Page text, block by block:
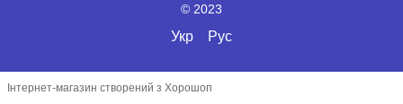
© 2023
Укр Рус
Інтернет-магазин створений з Хорошоп